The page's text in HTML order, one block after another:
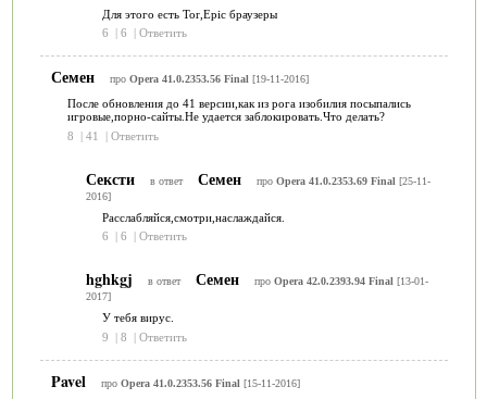
Для этого есть Tor,Еpic браузеры
6
| 6 | Ответить
Семен про Opera 41.0.2353.56 Final [19-11-2016]
После обновления до 41 версии,как из рога изобилия посыпались
игровые,порно-сайты.Не удается заблокировать.Что делать?
8
| 41 | Ответить
Сексти в ответ Семен про Opera 41.0.2353.69 Final [25-11-
2016]
Расслабляйся,смотри,наслаждайся.
6
| 6 | Ответить
hghkgj в ответ Семен про Opera 42.0.2393.94 Final [13-01-
2017]
У тебя вирус.
9
| 8 | Ответить
Pavel про Opera 41.0.2353.56 Final [15-11-2016]